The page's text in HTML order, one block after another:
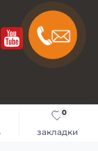
закладки
0